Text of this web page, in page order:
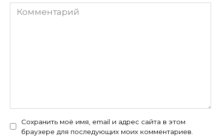
Комментарий
Сохранить моё имя, email и адрес сайта в этом
браузере для последующих моих комментариев.